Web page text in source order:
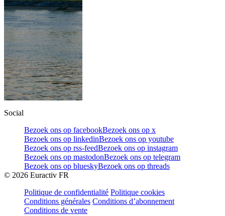
Social
Bezoek ons op facebookBezoek ons op x
Bezoek ons op linkedinBezoek ons op youtube
Bezoek ons op rss-feedBezoek ons op instagram
Bezoek ons op mastodonBezoek ons op telegram
Bezoek ons op blueskyBezoek ons op threads
© 2026 Euractiv FR
Politique de confidentialité Politique cookies
Conditions générales Conditions d’abonnement
Conditions de vente